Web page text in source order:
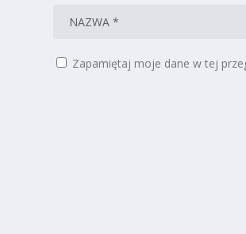
Zapamiętaj moje dane w tej